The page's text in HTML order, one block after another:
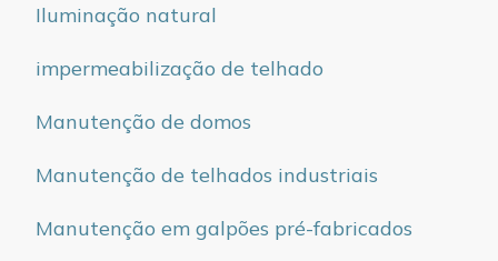
Iluminação natural
impermeabilização de telhado
Manutenção de domos
Manutenção de telhados industriais
Manutenção em galpões pré-fabricados